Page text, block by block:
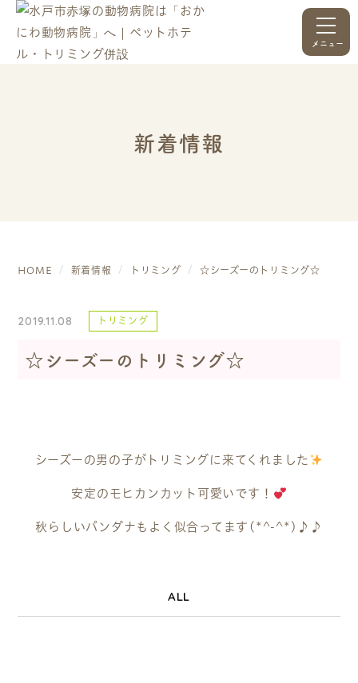
メニュー
新着情報
HOME 新着情報 トリミング ☆シーズーのトリミング☆
2019.11.08 トリミング
☆シーズーのトリミング☆
シーズーの男の子がトリミングに来てくれました
安定のモヒカンカット可愛いです！
秋らしいバンダナもよく似合ってます(*^-^*)♪♪
ALL